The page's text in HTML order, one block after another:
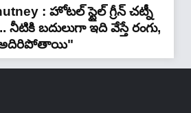
: హోటల్ స్టైల్ గ్రీన్ చట్నీ
నీటికి బదులుగా ఇది వేస్తే రంగు,
అదిరిపోతాయి"